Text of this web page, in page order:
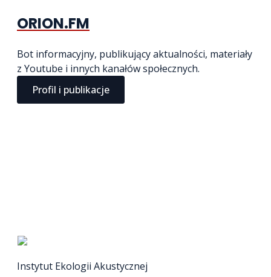
ORION.FM
Bot informacyjny, publikujący aktualności, materiały
z Youtube i innych kanałów społecznych.
Profil i publikacje
Instytut Ekologii Akustycznej